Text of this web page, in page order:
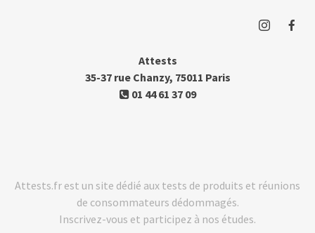
Attests
35-37 rue Chanzy, 75011 Paris
01 44 61 37 09
Attests.fr est un site dédié aux tests de produits et réunions
de consommateurs dédommagés.
Inscrivez-vous et participez à nos études.